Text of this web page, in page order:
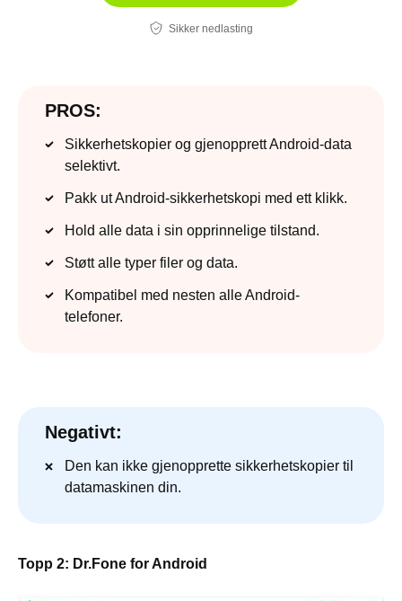
Sikker nedlasting
PROS:
Sikkerhetskopier og gjenopprett Android-data
selektivt.
Pakk ut Android-sikkerhetskopi med ett klikk.
Hold alle data i sin opprinnelige tilstand.
Støtt alle typer filer og data.
Kompatibel med nesten alle Android-
telefoner.
Negativt:
Den kan ikke gjenopprette sikkerhetskopier til
datamaskinen din.
Topp 2: Dr.Fone for Android